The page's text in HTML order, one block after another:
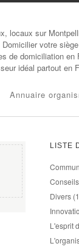
locaux sur
Domicilier votre
de domiciliation en
idéal partout en
Annuaire
LISTE
Conseils
Divers
L'esprit